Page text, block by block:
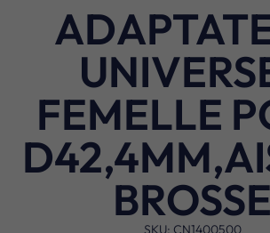
FEMELLE
BROSSE
SKU: CN1400500